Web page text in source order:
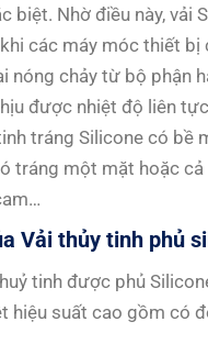
biệt. Nhờ điều này, vải
các máy móc thiết bị
nóng chảy từ bộ phận
được nhiệt độ liên
tráng Silicone có bề
tráng một mặt hoặc cả
a Vải thủy tinh phủ
tinh được phủ
hiệu suất cao gồm có